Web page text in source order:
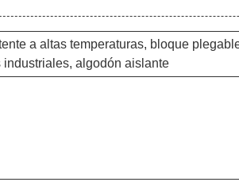
a altas temperaturas, bloque
algodón aislante